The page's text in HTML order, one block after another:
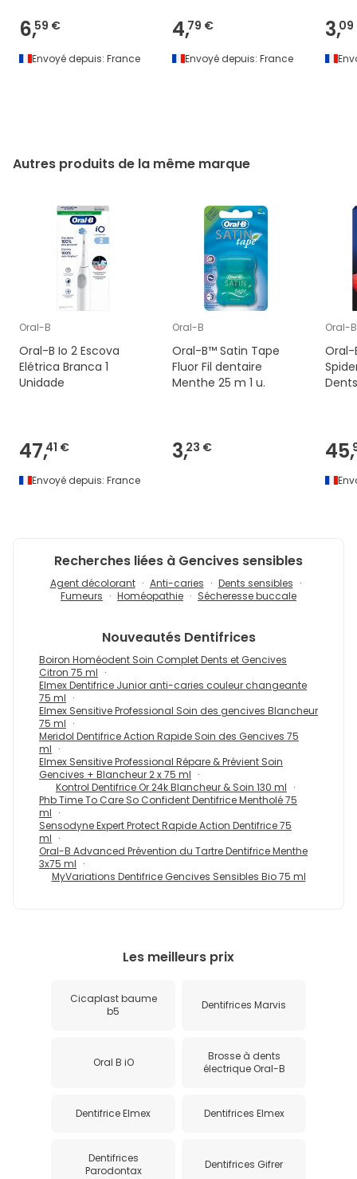
6,59 €
Envoyé depuis: France
4,79 €
Envoyé depuis: France
3,
Autres produits de la même marque
Oral-B
Oral-B Io 2 Escova
Elétrica Branca 1
Unidade
47,41 €
Envoyé depuis: France
Oral-B
Oral-B™ Satin Tape
Fluor Fil dentaire
Menthe 25 m 1 u.
3,23 €
Oral-B
Oral-
45,
Recherches liées à Gencives sensibles
Agent décolorant Anti-caries
Dents sensibles
Fumeurs
Homéopathie Sécheresse buccale
Nouveautés Dentifrices
Boiron Homéodent Soin Complet Dents et Gencives
Citron 75 ml
Elmex Dentifrice Junior anti-caries couleur changeante
75 ml
Elmex Sensitive Professional Soin des gencives Blancheur
75 ml
Meridol Dentifrice Action Rapide Soin des Gencives 75
ml
Elmex Sensitive Professional Répare & Prévient Soin
Gencives + Blancheur 2 x 75 ml
Kontrol Dentifrice Or 24k Blancheur & Soin 130 ml
Phb Time To Care So Confident Dentifrice Mentholé 75
ml
Sensodyne Expert Protect Rapide Action Dentifrice 75
ml
Oral-B Advanced Prévention du Tartre Dentifrice Menthe
3x75 ml
MyVariations Dentifrice Gencives Sensibles Bio 75 ml
Les meilleurs prix
Cicaplast baume
b5
Dentifrices Marvis
Oral B iO
Brosse à dents
électrique Oral-B
Dentifrice Elmex Dentifrices Elmex
Dentifrices
Parodontax
Dentifrices Gifrer